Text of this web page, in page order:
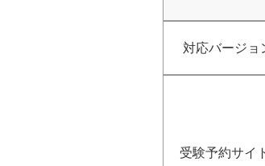
対応バージョ
受験予約サイ